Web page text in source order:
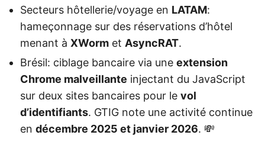
Secteurs hôtellerie/voyage en LATAM:
hameçonnage sur des réservations d’hôtel
menant à XWorm et AsyncRAT.
Brésil: ciblage bancaire via une extension
Chrome malveillante injectant du JavaScript
sur deux sites bancaires pour le vol
d’identifiants. GTIG note une activité continue
en décembre 2025 et janvier 2026. 💸